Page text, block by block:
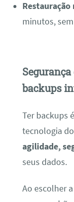
Restauração
minutos,
backups
Ter backups
tecnologia
agilidade,
seus dados.
Ao escolher